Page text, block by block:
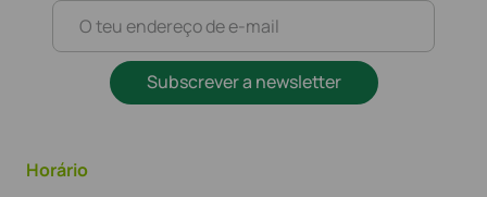
Subscrever a newsletter
Horário